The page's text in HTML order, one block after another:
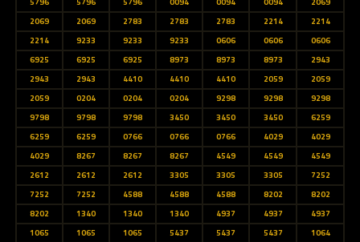
2069
2069 2783 2783 2783 2214
2214
2214
9233 9233 9233 0606 0606
0606
6925
6925 6925 8973 8973 8973
2943
2943
2943 4410 4410 4410 2059
2059
2059
0204 0204 0204 9298 9298
9298
9798
9798 9798 3450 3450 3450
6259
6259
6259 0766 0766 0766 4029
4029
4029
8267 8267 8267 4549 4549
4549
2612
2612 2612 3305 3305 3305
7252
7252
7252 4588 4588 4588 8202
8202
8202
1340 1340 1340 4937 4937
4937
1065
1065 1065 5437 5437 5437
1064